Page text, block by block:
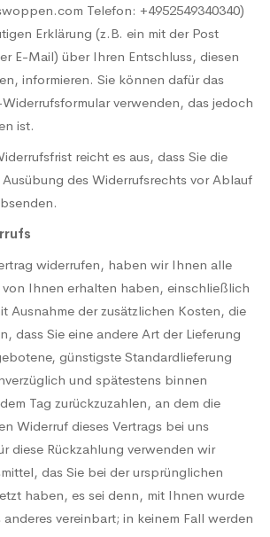
Telefon: +4952549340340)
Erklärung (z.B. ein mit der Post
E-Mail) über Ihren Entschluss, diesen
informieren. Sie können dafür das
verwenden, das jedoch
ist.
reicht es aus, dass Sie die
des Widerrufsrechts vor Ablauf
widerrufen, haben wir Ihnen alle
Ihnen erhalten haben, einschließlich
Ausnahme der zusätzlichen Kosten, die
dass Sie eine andere Art der Lieferung
günstigste Standardlieferung
und spätestens binnen
Tag zurückzuzahlen, an dem die
Widerruf dieses Vertrags bei uns
diese Rückzahlung verwenden wir
das Sie bei der ursprünglichen
haben, es sei denn, mit Ihnen wurde
vereinbart; in keinem Fall werden